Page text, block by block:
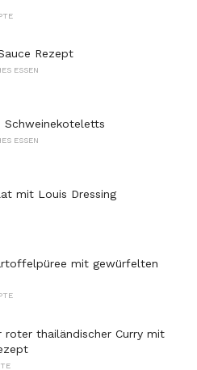
Rezept
ESSEN
Schweinekoteletts
ESSEN
mit Louis Dressing
mit gewürfelten
roter thailändischer Curry mit